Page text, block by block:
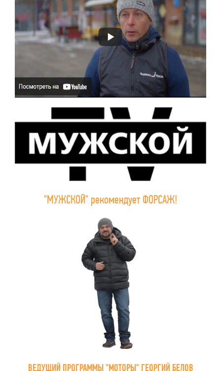
"МУЖСКОЙ" рекомендует ФОРСАЖ!
ВЕДУЩИЙ ПРОГРАММЫ "МОТОРЫ" ГЕОРГИЙ БЕЛОВ